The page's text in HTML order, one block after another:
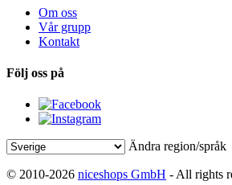
Om oss
Vår grupp
Kontakt
Följ oss på
Ändra region/språk
© 2010-2026 niceshops GmbH - All rights